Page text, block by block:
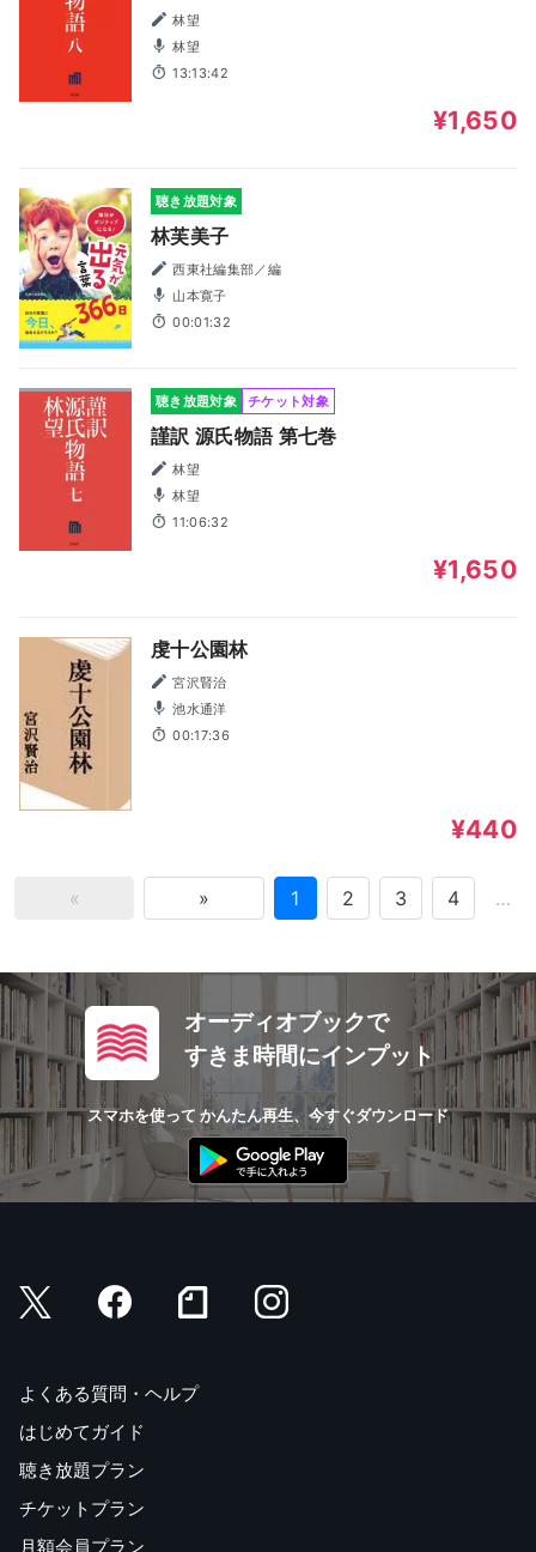
林望
林望
13:13:42
¥1,650
聴き放題対象
林芙美子
西東社編集部／編
山本寛子
00:01:32
聴き放題対象 チケット対象
謹訳 源氏物語 第七巻
林望
林望
11:06:32
¥1,650
虔十公園林
宮沢賢治
池水通洋
00:17:36
¥440
« » 1 2 3 4 …
オーディオブックで
すきま時間にインプット
スマホを使って かんたん再生、今すぐダウンロード
よくある質問・ヘルプ
はじめてガイド
聴き放題プラン
チケットプラン
月額会員プラン